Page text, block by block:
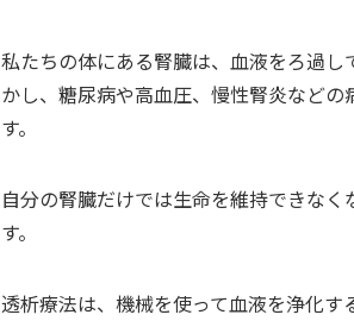
私たちの体にある腎臓は、血液をろ過
かし、糖尿病や高血圧、慢性腎炎など
す。
自分の腎臓だけでは生命を維持できな
す。
透析療法は、機械を使って血液を浄化